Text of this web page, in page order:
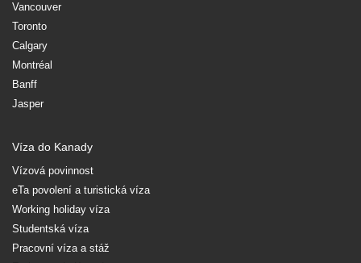
Vancouver
Toronto
Calgary
Montréal
Banff
Jasper
Víza do Kanady
Vízová povinnost
eTa povolení a turistická víza
Working holiday víza
Studentská víza
Pracovní víza a stáž